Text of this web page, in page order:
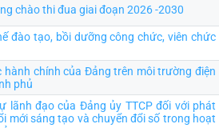
chào thi đua giai đoạn 2026 -2030
đào tạo, bồi dưỡng công chức, viên chức
hành chính của Đảng trên môi trường điện
phủ
lãnh đạo của Đảng ủy TTCP đối với phát
mới sáng tạo và chuyển đổi số trong hoạt